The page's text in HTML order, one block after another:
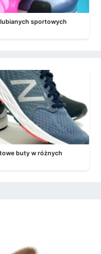
sportowych
buty w różnych